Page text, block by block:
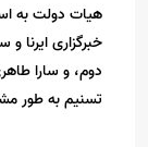
هیات دولت به
خبرگزاری ایرنا
دوم، و سارا
تسنیم به طور